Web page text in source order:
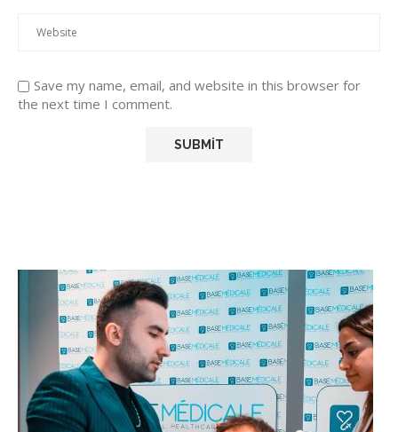
Save my name, email, and website in this browser for
the next time I comment.